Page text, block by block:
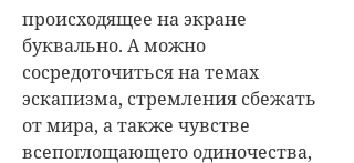
происходящее на экране
буквально. А можно
сосредоточиться на темах
эскапизма, стремления сбежать
от мира, а также чувстве
всепоглощающего одиночества,